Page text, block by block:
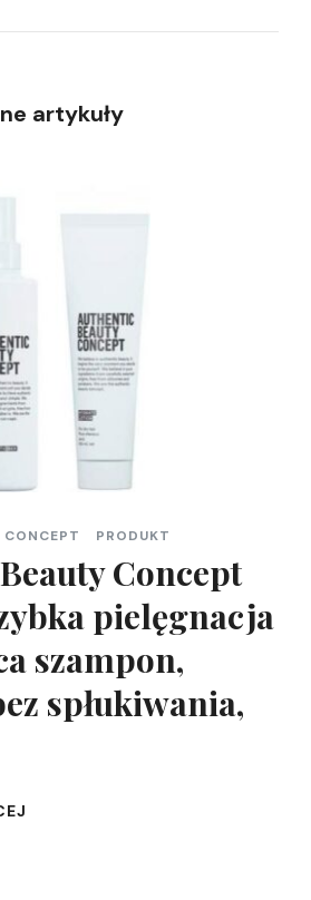
artykuły
PRODUKT
Concept
pielęgnacja
szampon,
spłukiwania,